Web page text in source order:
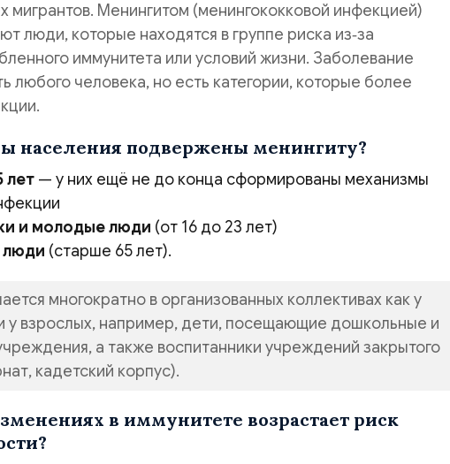
мигрантов. Менингитом (менингококковой инфекцией)
люди, которые находятся в группе риска из‑за
иммунитета или условий жизни. Заболевание
любого человека, но есть категории, которые более
населения подвержены менингиту?
лет — у них ещё не до конца сформированы механизмы
и молодые люди (от 16 до 23 лет)
(старше 65 лет).
многократно в организованных коллективах как у
у взрослых, например, дети, посещающие дошкольные и
а также воспитанники учреждений закрытого
кадетский корпус).
в иммунитете возрастает риск